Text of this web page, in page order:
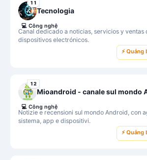
11
Tecnologia
Canal dedicado a noticias, servicios y ventas
dispositivos electrónicos.
💻 Công nghệ
⚡ Quảng
12
Notizie e recensioni sul mondo Android, con
sistema, app e dispositivi.
💻 Công nghệ
⚡ Quảng